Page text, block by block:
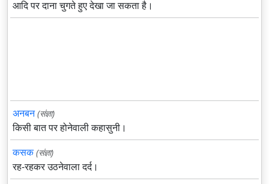
आदि पर दाना चुगते हुए देखा जा सकता है।
अनबन (संज्ञा)
किसी बात पर होनेवाली कहासुनी।
कसक (संज्ञा)
रह-रहकर उठनेवाला दर्द।